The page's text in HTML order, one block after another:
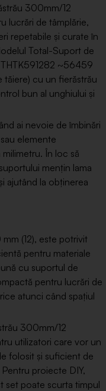
300mm/12
lucrări de tâmplărie,
repetabile și curate în
Total-Suport de
~56459
cu un fierăstrău
bun al unghiului și
ai nevoie de îmbinări
elemente
În loc să
mențin lama
ajutând la obținerea
(12), este potrivit
pentru materiale
cu suportul de
pentru lucrări de
atunci când spațiul
300mm/12
utilizatori care vor un
folosit și suficient de
proiecte DIY,
set poate scurta timpul